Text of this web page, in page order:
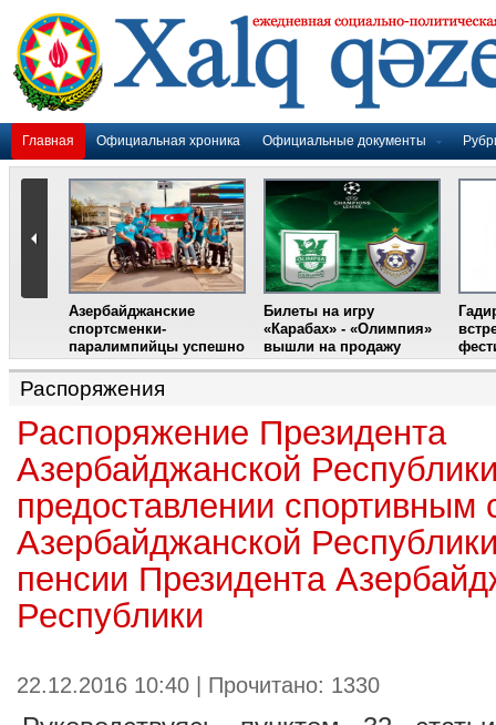
Главная Официальная хроника Официальные документы
Азербайджанские
спортсменки-
паралимпийцы успешно
выступили на III
Международном
фестивале парашютного
Билеты на игру
«Карабах» - «Олимпия»
вышли на продажу
Распоряжения
Распоряжение Президента
Азербайджанской
предоставлении спортивным
Азербайджанской
пенсии Президента
Республики
22.12.2016 10:40 | Прочитано: 1330